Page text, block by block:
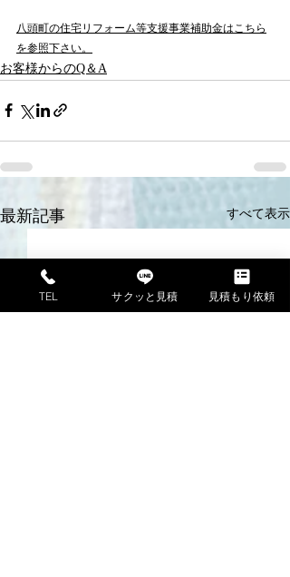
八頭町の住宅リフォーム等支援事業補助金はこちら
を参照下さい。
お客様からのQ＆A
最新記事 すべて表示
TEL サクッと見積 見積もり依頼